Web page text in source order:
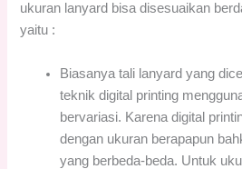
ukuran lanyard bisa disesuaikan
yaitu :
Biasanya tali lanyard yang
teknik digital printing
bervariasi. Karena digital
dengan ukuran berapapun
yang berbeda-beda. Untuk